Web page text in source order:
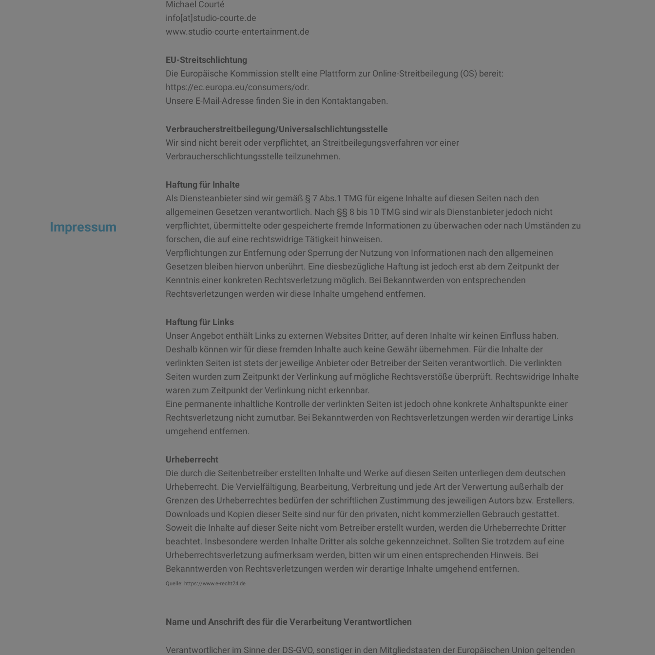
Impressum
Michael Courté
info[at]studio-courte.de
www.studio-courte-entertainment.de
EU-Streitschlichtung
Die Europäische Kommission stellt eine Plattform zur Online-Streitbeilegung (OS) bereit:
https://ec.europa.eu/consumers/odr.
Unsere E-Mail-Adresse finden Sie in den Kontaktangaben.
Verbraucherstreitbeilegung/Universalschlichtungsstelle
Wir sind nicht bereit oder verpflichtet, an Streitbeilegungsverfahren vor einer
Verbraucherschlichtungsstelle teilzunehmen.
Haftung für Inhalte
Als Diensteanbieter sind wir gemäß § 7 Abs.1 TMG für eigene Inhalte auf diesen Seiten nach den
allgemeinen Gesetzen verantwortlich. Nach §§ 8 bis 10 TMG sind wir als Dienstanbieter jedoch nicht
verpflichtet, übermittelte oder gespeicherte fremde Informationen zu überwachen oder nach Umständen zu
forschen, die auf eine rechtswidrige Tätigkeit hinweisen.
Verpflichtungen zur Entfernung oder Sperrung der Nutzung von Informationen nach den allgemeinen
Gesetzen bleiben hiervon unberührt. Eine diesbezügliche Haftung ist jedoch erst ab dem Zeitpunkt der
Kenntnis einer konkreten Rechtsverletzung möglich. Bei Bekanntwerden von entsprechenden
Rechtsverletzungen werden wir diese Inhalte umgehend entfernen.
Haftung für Links
Unser Angebot enthält Links zu externen Websites Dritter, auf deren Inhalte wir keinen Einfluss haben.
Deshalb können wir für diese fremden Inhalte auch keine Gewähr übernehmen. Für die Inhalte der
verlinkten Seiten ist stets der jeweilige Anbieter oder Betreiber der Seiten verantwortlich. Die verlinkten
Seiten wurden zum Zeitpunkt der Verlinkung auf mögliche Rechtsverstöße überprüft. Rechtswidrige Inhalte
waren zum Zeitpunkt der Verlinkung nicht erkennbar.
Eine permanente inhaltliche Kontrolle der verlinkten Seiten ist jedoch ohne konkrete Anhaltspunkte einer
Rechtsverletzung nicht zumutbar. Bei Bekanntwerden von Rechtsverletzungen werden wir derartige Links
umgehend entfernen.
Urheberrecht
Die durch die Seitenbetreiber erstellten Inhalte und Werke auf diesen Seiten unterliegen dem deutschen
Urheberrecht. Die Vervielfältigung, Bearbeitung, Verbreitung und jede Art der Verwertung außerhalb der
Grenzen des Urheberrechtes bedürfen der schriftlichen Zustimmung des jeweiligen Autors bzw. Erstellers.
Downloads und Kopien dieser Seite sind nur für den privaten, nicht kommerziellen Gebrauch gestattet.
Soweit die Inhalte auf dieser Seite nicht vom Betreiber erstellt wurden, werden die Urheberrechte Dritter
beachtet. Insbesondere werden Inhalte Dritter als solche gekennzeichnet. Sollten Sie trotzdem auf eine
Urheberrechtsverletzung aufmerksam werden, bitten wir um einen entsprechenden Hinweis. Bei
Bekanntwerden von Rechtsverletzungen werden wir derartige Inhalte umgehend entfernen.
Quelle: https://www.e-recht24.de
Name und Anschrift des für die Verarbeitung Verantwortlichen
Verantwortlicher im Sinne der DS-GVO, sonstiger in den Mitgliedstaaten der Europäischen Union geltenden